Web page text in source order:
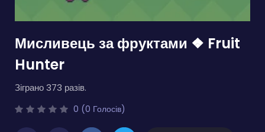
Мисливець за фруктами ❖ Fruit
Hunter
Зіграно 373 разів.
0 (0 Голосів)